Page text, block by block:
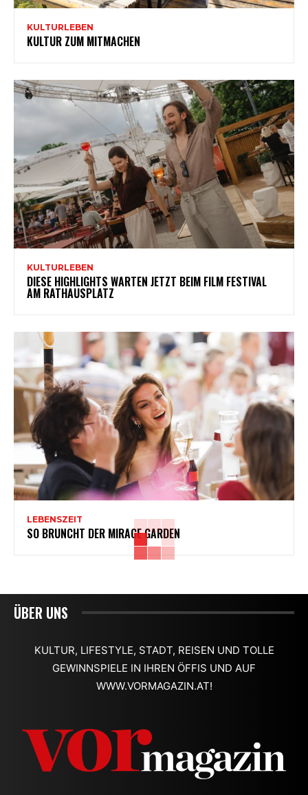
KULTURLEBEN
KULTUR ZUM MITMACHEN
KULTURLEBEN
DIESE HIGHLIGHTS WARTEN JETZT BEIM FILM FESTIVAL
AM RATHAUSPLATZ
LEBENSZEIT
SO BRUNCHT DER MIRAGE GARDEN